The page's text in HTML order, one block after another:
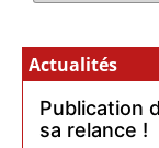
Actualités
Publication
sa relance !